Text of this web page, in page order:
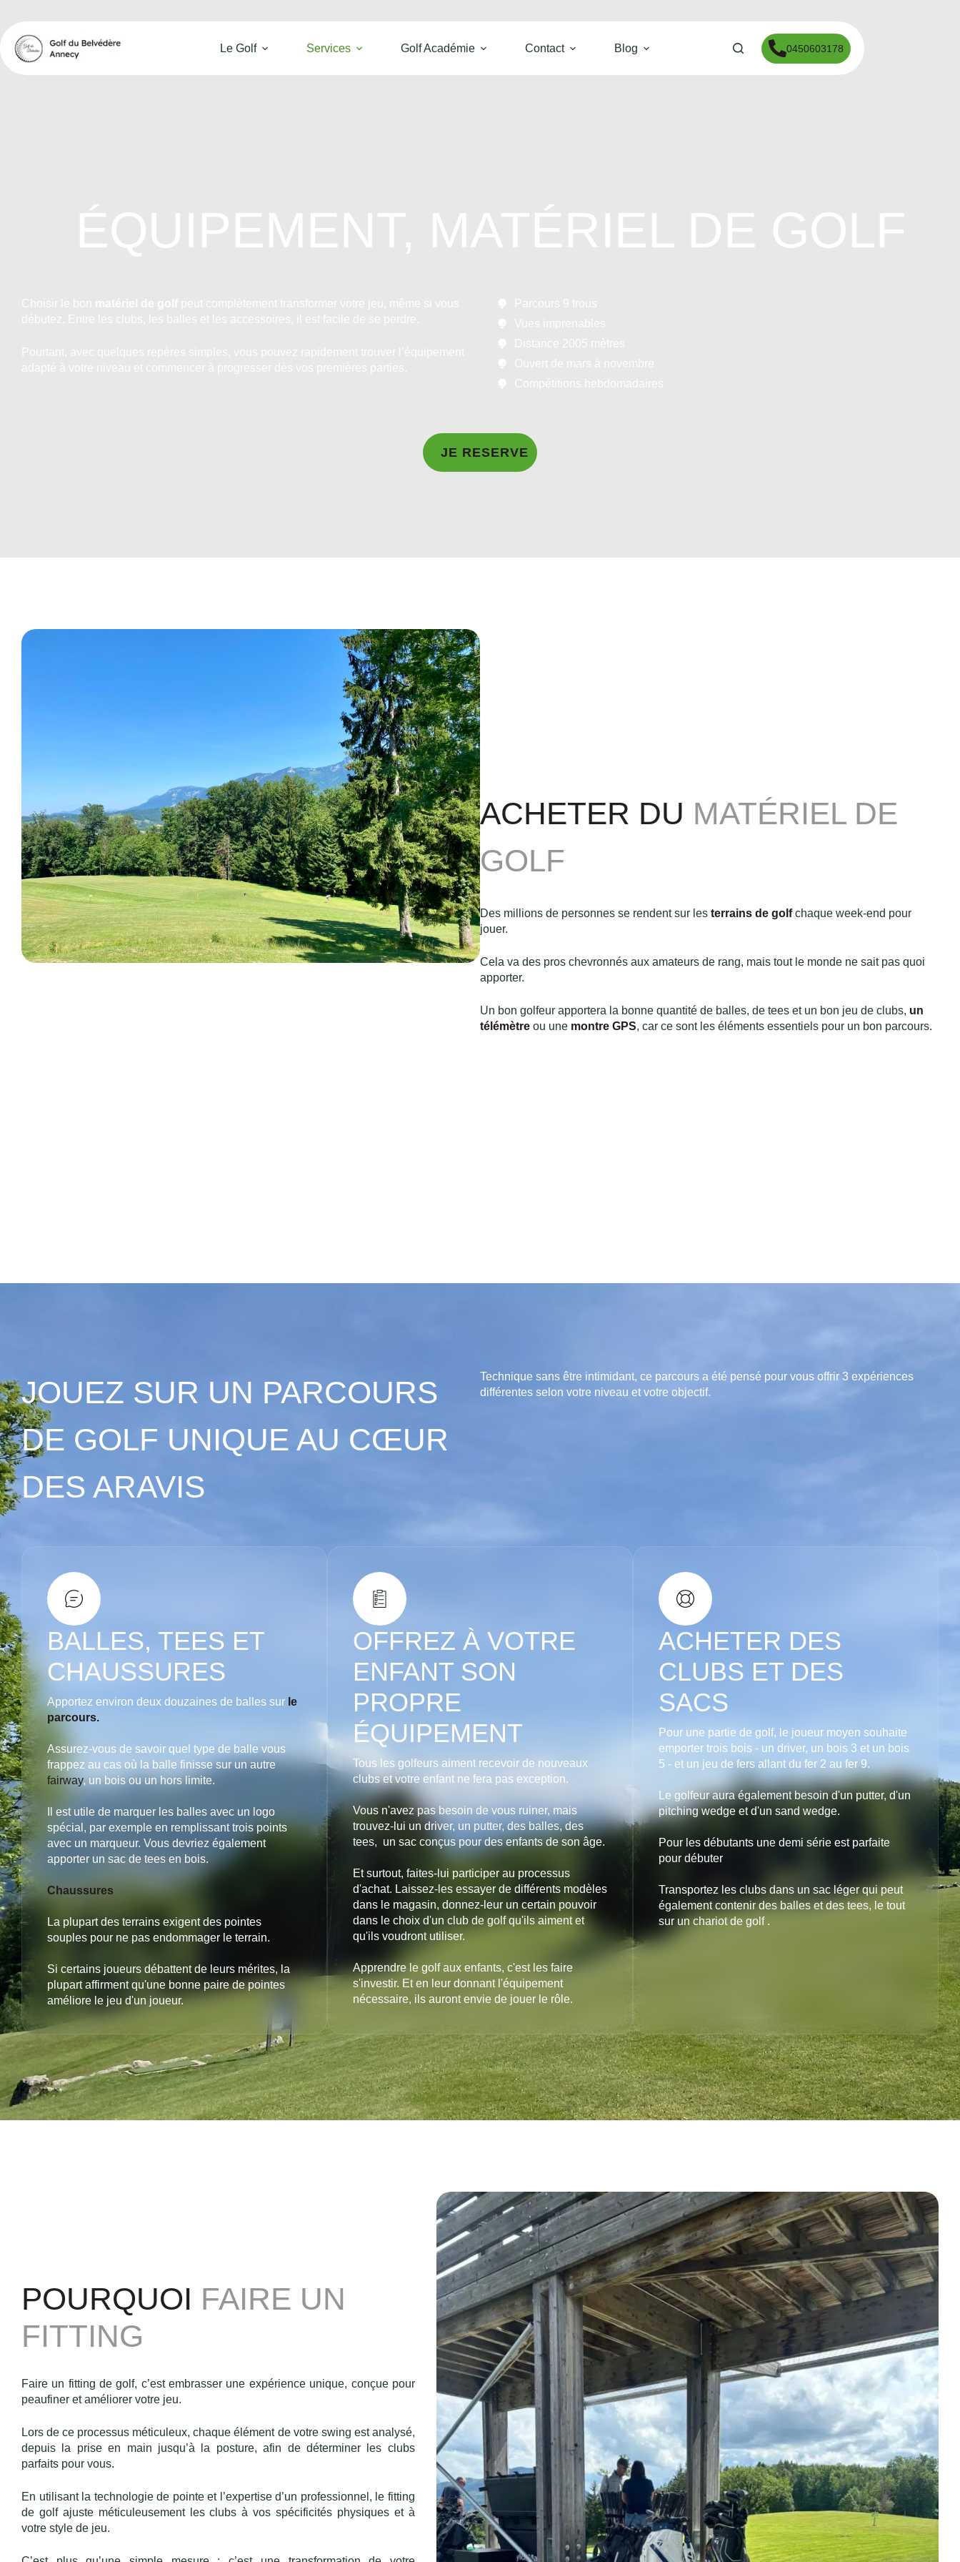
Le Golf Services Golf Académie Contact Blog 0450603178
JE RESERVE
ACHETER DU MATÉRIEL DE
GOLF
Des millions de personnes se rendent sur les terrains de golfchaque week-end pour
jouer.
Cela va des pros chevronnés aux amateurs de rang, mais tout le monde ne sait pas quoi
apporter.
Un bon golfeur apportera la bonne quantité de balles, de tees et un bon jeu de clubs, un
télémètre ou une montre GPS, car ce sont les éléments essentiels pour un bon parcours.
JOUEZ SUR UN PARCOURS
DE GOLF UNIQUE AU CŒUR
DES ARAVIS
Technique sans être intimidant, ce parcours a été pensé pour vous offrir 3 expériences
différentes selon votre niveau et votre objectif.
BALLES, TEES ET
CHAUSSURES
Apportez environ deux douzaines de balles sur le
parcours.
Assurez-vous de savoir quel type de balle vous
frappez au cas où la balle finisse sur un autre
fairway, un bois ou un hors limite.
Il est utile de marquer les balles avec un logo
spécial, par exemple en remplissant trois points
avec un marqueur. Vous devriez également
apporter un sac de tees en bois.
Chaussures
La plupart des terrains exigent des pointes
souples pour ne pas endommager le terrain.
Si certains joueurs débattent de leurs mérites, la
plupart affirment qu'une bonne paire de pointes
améliore le jeu d'un joueur.
OFFREZ À VOTRE
ENFANT SON
PROPRE
ÉQUIPEMENT
Tous les golfeurs aiment recevoir de nouveaux
clubs et votre enfant ne fera pas exception.
Vous n'avez pas besoin de vous ruiner, mais
trouvez-lui un driver, un putter, des balles, des
tees, un sac conçus pour des enfants de son âge.
Et surtout, faites-lui participer au processus
d'achat. Laissez-les essayer de différents modèles
dans le magasin, donnez-leur un certain pouvoir
dans le choix d'un club de golf qu'ils aiment et
qu'ils voudront utiliser.
Apprendre le golf aux enfants, c'est les faire
s'investir. Et en leur donnant l'équipement
nécessaire, ils auront envie de jouer le rôle.
ACHETER DES
CLUBS ET DES
SACS
Pour une partie de golf, le joueur moyen souhaite
emporter trois bois - un driver, un bois 3 et un bois
5 - et un jeu de fers allant du fer 2 au fer 9.
Le golfeur aura également besoin d'un putter, d'un
pitching wedge et d'un sand wedge.
Pour les débutants une demi série est parfaite
pour débuter
Transportez les clubs dans un sac léger qui peut
également contenir des balles et des tees, le tout
sur un chariot de golf .
POURQUOI FAIRE UN
FITTING
Faire un fitting de golf, c’est embrasser une expérience unique, conçue pour
peaufiner et améliorer votre jeu.
Lors de ce processus méticuleux, chaque élément de votre swing est analysé,
depuis la prise en main jusqu’à la posture, afin de déterminer les clubs
parfaits pour vous.
En utilisant la technologie de pointe et l’expertise d’un professionnel, le fitting
de golf ajuste méticuleusement les clubs à vos spécificités physiques et à
votre style de jeu.